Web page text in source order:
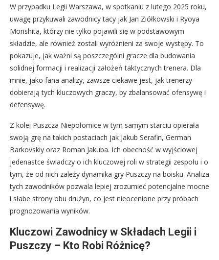
W przypadku Legii Warszawa, w spotkaniu z lutego 2025 roku,
uwagę przykuwali zawodnicy tacy jak Jan Ziółkowski i Ryoya
Morishita, którzy nie tylko pojawili się w podstawowym
składzie, ale również zostali wyróżnieni za swoje występy. To
pokazuje, jak ważni są poszczególni gracze dla budowania
solidnej formacji i realizacji założeń taktycznych trenera. Dla
mnie, jako fana analizy, zawsze ciekawe jest, jak trenerzy
dobierają tych kluczowych graczy, by zbalansować ofensywę i
defensywę.
Z kolei Puszcza Niepołomice w tym samym starciu opierała
swoją grę na takich postaciach jak Jakub Serafin, German
Barkovskiy oraz Roman Jakuba. Ich obecność w wyjściowej
jedenastce świadczy o ich kluczowej roli w strategii zespołu i o
tym, że od nich zależy dynamika gry Puszczy na boisku. Analiza
tych zawodników pozwala lepiej zrozumieć potencjalne mocne
i słabe strony obu drużyn, co jest nieocenione przy próbach
prognozowania wyników.
Kluczowi Zawodnicy w Składach Legii i
Puszczy – Kto Robi Różnicę?